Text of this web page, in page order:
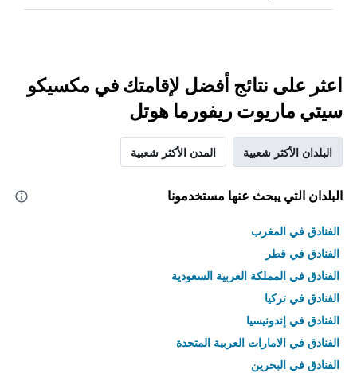
اعثر على نتائج أفضل لإقامتك في مكسيكو
سيتي ماريوت ريفورما هوتل
البلدان الأكثر شعبية المدن الأكثر شعبية
البلدان التي يبحث عنها مستخدمونا
الفنادق في المغرب
الفنادق في قطر
الفنادق في المملكة العربية السعودية
الفنادق في تركيا
الفنادق في إندونيسيا
الفنادق في الامارات العربية المتحدة
الفنادق في البحرين